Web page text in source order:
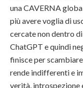
una CAVERNA
più avere voglia di
cercate non dentro
ChatGPT e quindi
finisce per
rende indifferenti e
verità, introspezione